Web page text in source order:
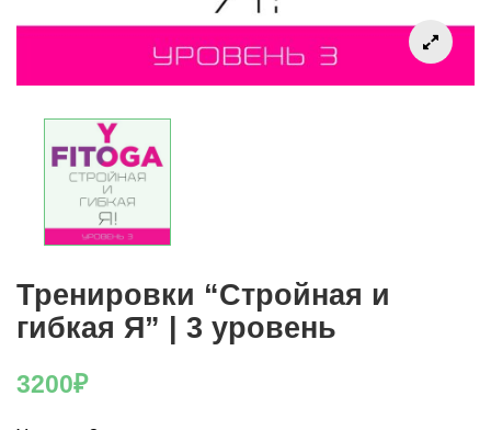
Тренировки “Стройная и
гибкая Я” | 3 уровень
3200₽